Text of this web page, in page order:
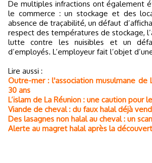
De multiples infractions ont également
le commerce : un stockage et des
absence de traçabilité, un défaut
respect des températures de stockage,
lutte contre les nuisibles et un
d’employés. L’employeur fait l’objet
Lire aussi :
Outre-mer : l'association musulmane de
30 ans
L’islam de La Réunion : une caution pour
Viande de cheval : du faux halal déjà
Des lasagnes non halal au cheval : un
Alerte au magret halal après la